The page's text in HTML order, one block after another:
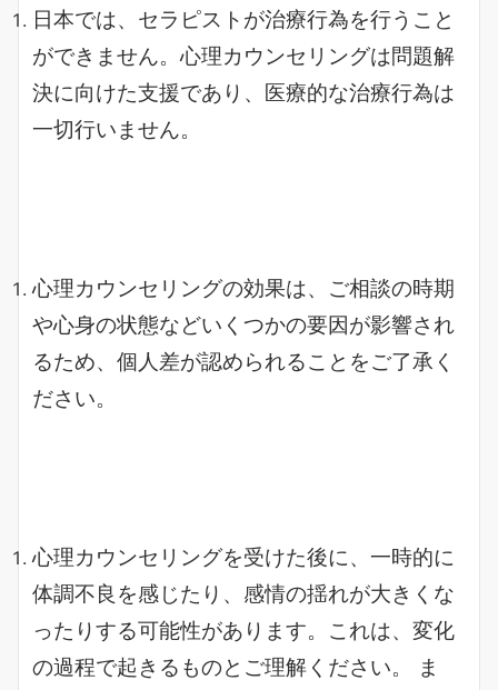
日本では、セラピストが治療行為を行うこと
ができません。心理カウンセリングは問題解
決に向けた支援であり、医療的な治療行為は
一切行いません。
心理カウンセリングの効果は、ご相談の時期
や心身の状態などいくつかの要因が影響され
るため、個人差が認められることをご了承く
ださい。
心理カウンセリングを受けた後に、一時的に
体調不良を感じたり、感情の揺れが大きくな
ったりする可能性があります。これは、変化
の過程で起きるものとご理解ください。
ま